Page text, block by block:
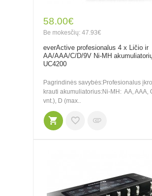
58.00€
Be mokesčių: 47.93€
everActive profesionalus 4 x Ličio ir
AA/AAA/C/D/9V Ni-MH
UC4200
Pagrindinės savybės:Profesionalus
krauti akumuliatorius:Ni-MH: AA, AAA,
vnt.), D (max..